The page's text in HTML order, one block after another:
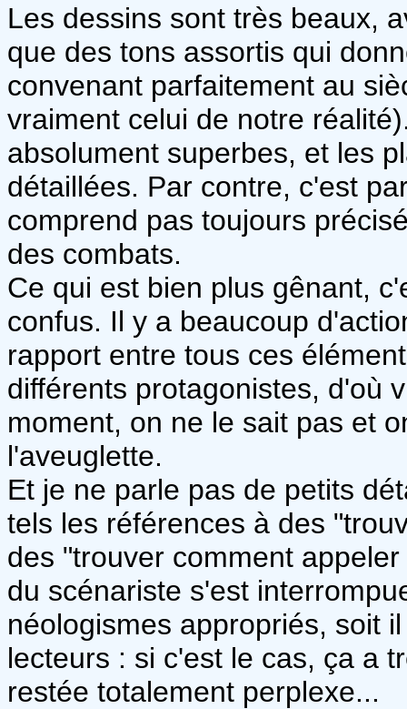
Les dessins sont très beaux,
que des tons assortis qui
convenant parfaitement au
vraiment celui de notre
absolument superbes, et les
détaillées. Par contre, c'est
comprend pas toujours
des combats.
Ce qui est bien plus gênant,
confus. Il y a beaucoup
rapport entre tous ces
différents protagonistes, d'où
moment, on ne le sait pas et
l'aveuglette.
Et je ne parle pas de petits
tels les références à des
des "trouver comment
du scénariste s'est
néologismes appropriés, soit
lecteurs : si c'est le cas, ça a
restée totalement perplexe...